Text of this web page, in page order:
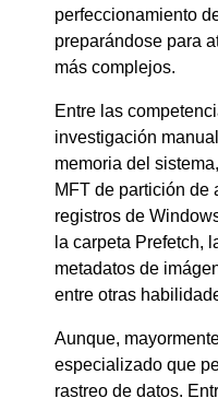
perfeccionamiento
preparándose para
más complejos.
Entre las
investigación
memoria del
MFT de partición de
registros de
la carpeta Prefetch,
metadatos de
entre otras
Aunque,
especializado que
rastreo de datos.